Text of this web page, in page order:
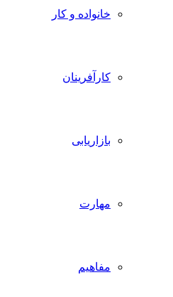
خانواده و کار
کارآفرینان
بازاریابی
مهارت
مفاهیم